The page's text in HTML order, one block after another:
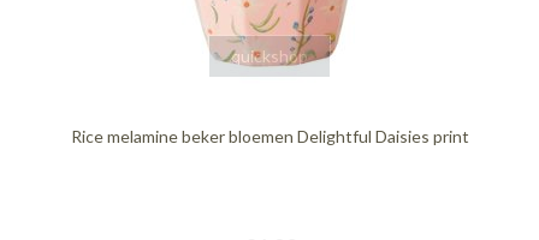
quickshop
Rice melamine beker bloemen Delightful Daisies print